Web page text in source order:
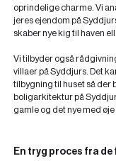
oprindelige charme. Vi
jeres ejendom på
skaber nye kig til haven
Vi tilbyder også
villaer på Syddjurs. Det
tilbygning til huset så der
boligarkitektur på
gamle og det nye med
En tryg proces fra